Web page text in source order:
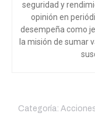
seguridad y
opinión en
desempeña como
la misión de sumar
Categoría: